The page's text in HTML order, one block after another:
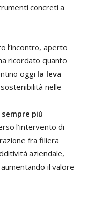
concreti a
l’incontro, aperto
ricordato quanto
oggi la leva
nelle
più
l’intervento di
fra filiera
aziendale,
il valore